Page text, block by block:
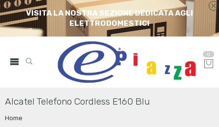
VISITA LA NOSTRA SEZIONE DEDICATA AGLI
ELETTRODOMESTICI
0
Alcatel Telefono Cordless E160 Blu
Home